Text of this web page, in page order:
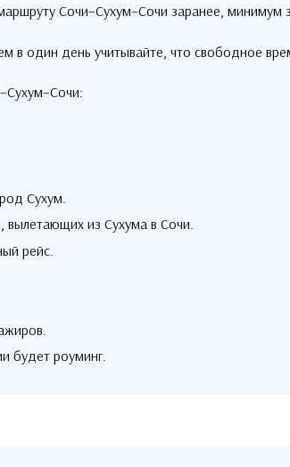
Сочи–Сухум–Сочи заранее, минимум
в один день учитывайте что свободное
:
Сухум
, вылетающих из Сухума в Сочи.
рейс.
будет роуминг.